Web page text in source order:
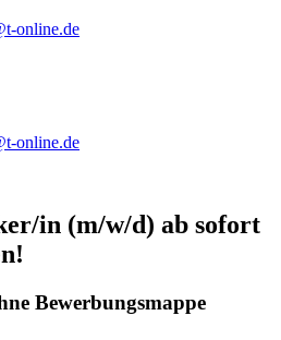
online.de
online.de
in (m/w/d) ab sofort
Bewerbungsmappe